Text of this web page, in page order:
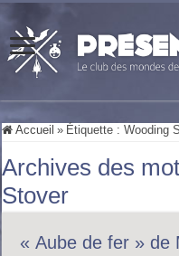
Accueil » Étiquette :Wooding
Archives des
Stover
« Aube de fer » de